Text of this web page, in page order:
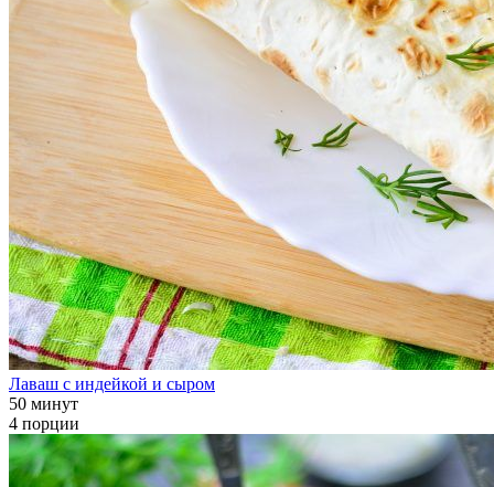
Лаваш с индейкой и сыром
50 минут
4 порции